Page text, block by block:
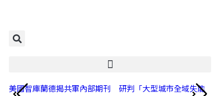
美國智庫蘭德揭共軍內部期刊 研判「大型城市全域失能